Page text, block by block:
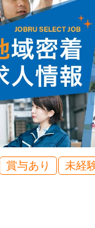
賞与あり 未経